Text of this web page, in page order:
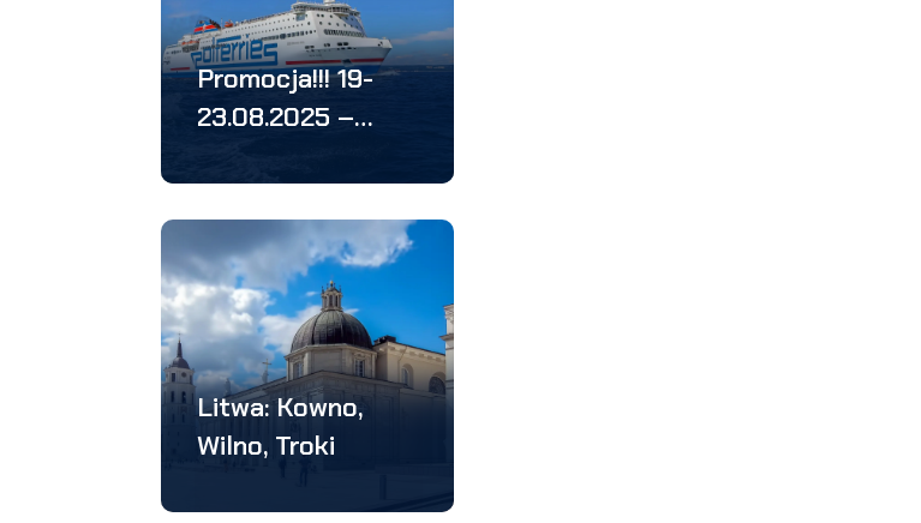
Promocja!!! 19-
23.08.2025 –
Helsinki – Tallin –
Ryga – 4 stolice:
w 5 dni
Litwa: Kowno,
Wilno, Troki